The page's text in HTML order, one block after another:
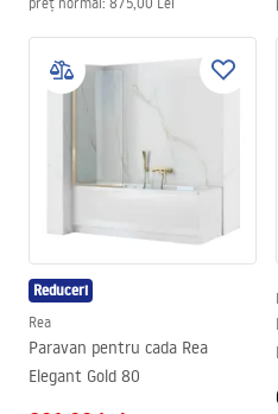
Reduceri
Rea
Paravan pentru cada Rea
Elegant Gold 80